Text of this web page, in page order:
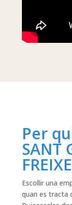
Per
SANT
Escollir una
quan es tracta